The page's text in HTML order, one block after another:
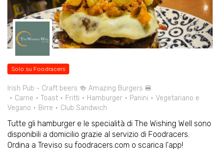
Solo su Foodracers
Irish Pub - Craft beers 🍻 Amazing Burgers 🍔
Carne
Toast Fritti Hamburger Panini
Vegetariano e
Vegano
Birre Club Sandwich
Tutte gli hamburger e le specialità di The Wishing Well sono
disponibili a domicilio grazie al servizio di Foodracers.
Ordina a Treviso su foodracers.com o scarica l'app!